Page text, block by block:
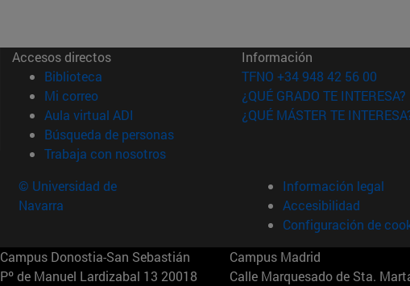
Accesos directos
Biblioteca (abre en nueva ventana)
Mi correo(abre en nueva ventana)
Aula virtual ADI (abre en nueva ventana)
Búsqueda de personas(abre en nueva ventana)
Trabaja con nosotros(abre en nueva ventana)
Información
TFNO +34 948 42 56 00
¿QUÉ GRADO TE INTERESA?
¿QUÉ MÁSTER TE
© Universidad de
Navarra
Información legal
Accesibilidad
Configuración de
Campus Donostia-San Sebastián
Pº de Manuel Lardizabal 13 20018
Campus Madrid
Calle Marquesado de Sta.